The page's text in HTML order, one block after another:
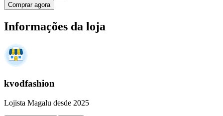
Comprar agora
Informações da loja
kvodfashion
Lojista Magalu desde 2025